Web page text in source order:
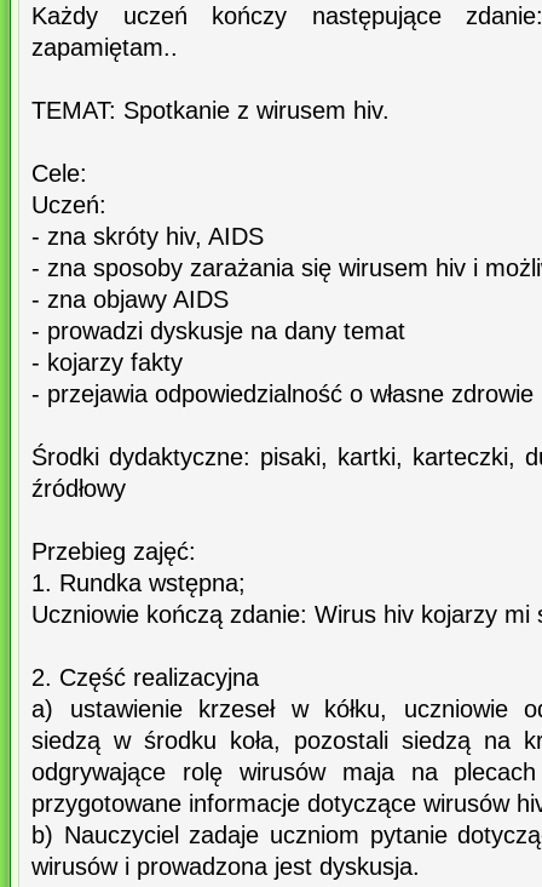
Każdy uczeń kończy następujące
zapamiętam..
TEMAT: Spotkanie z wirusem hiv.
Cele:
Uczeń:
- zna skróty hiv, AIDS
- zna sposoby zarażania się wirusem hiv i
- zna objawy AIDS
- prowadzi dyskusje na dany temat
- kojarzy fakty
- przejawia odpowiedzialność o własne zdrowie
Środki dydaktyczne: pisaki, kartki, karteczki,
źródłowy
Przebieg zajęć:
1. Rundka wstępna;
Uczniowie kończą zdanie: Wirus hiv kojarzy mi
2. Część realizacyjna
a) ustawienie krzeseł w kółku, uczniowie
siedzą w środku koła, pozostali siedzą na
odgrywające rolę wirusów maja na
przygotowane informacje dotyczące wirusów
b) Nauczyciel zadaje uczniom pytanie
wirusów i prowadzona jest dyskusja.